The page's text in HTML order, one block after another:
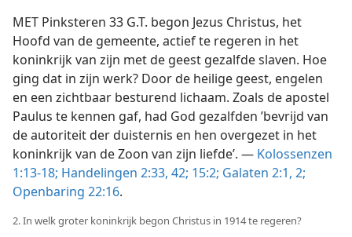
MET Pinksteren 33 G.T. begon Jezus Christus, het
Hoofd van de gemeente, actief te regeren in het
koninkrijk van zijn met de geest gezalfde slaven. Hoe
ging dat in zijn werk? Door de heilige geest, engelen
en een zichtbaar besturend lichaam. Zoals de apostel
Paulus te kennen gaf, had God gezalfden ’bevrijd van
de autoriteit der duisternis en hen overgezet in het
koninkrijk van de Zoon van zijn liefde’. — Kolossenzen
1:13-18; Handelingen 2:33, 42; 15:2; Galaten 2:1, 2;
Openbaring 22:16.
2. In welk groter koninkrijk begon Christus in 1914 te regeren?